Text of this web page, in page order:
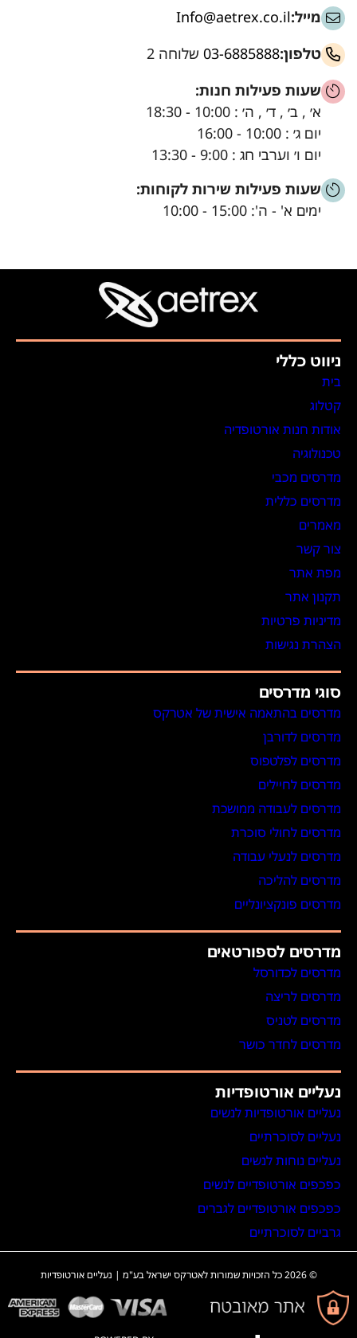
מייל:Info@aetrex.co.il
טלפון:03-6885888 שלוחה 2
שעות פעילות חנות:
א׳ , ב׳ , ד׳ , ה׳ : 10:00 - 18:30
יום ג׳ : 10:00 - 16:00
יום ו׳ וערבי חג : 9:00 - 13:30
שעות פעילות שירות לקוחות:
ימים א' - ה': 15:00 - 10:00
ניווט כללי
בית
קטלוג
אודות חנות אורטופדיה
טכנולוגיה
מדרסים מכבי
מדרסים כללית
מאמרים
צור קשר
מפת אתר
תקנון אתר
מדיניות פרטיות
הצהרת נגישות
סוגי מדרסים
מדרסים בהתאמה אישית של אטרקס
מדרסים לדורבן
מדרסים לפלטפוס
מדרסים לחיילים
מדרסים לעבודה ממושכת
מדרסים לחולי סוכרת
מדרסים לנעלי עבודה
מדרסים להליכה
מדרסים פונקציונליים
מדרסים לספורטאים
מדרסים לכדורסל
מדרסים לריצה
מדרסים לטניס
מדרסים לחדר כושר
נעליים אורטופדיות
נעליים אורטופדיות לנשים
נעליים לסוכרתיים
נעליים נוחות לנשים
כפכפים אורטופדיים לנשים
כפכפים אורטופדיים לגברים
גרביים לסוכרתיים
© 2026 כל הזכויות שמורות לאטרקס ישראל בע"מ | נעליים אורטופדיות